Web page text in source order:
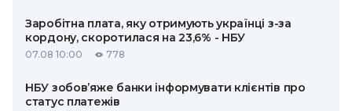
Заробітна плата, яку отримують українці з-за
кордону, скоротилася на 23,6% - НБУ
07.08 10:00 778
НБУ зобов’яже банки інформувати клієнтів про
статус платежів